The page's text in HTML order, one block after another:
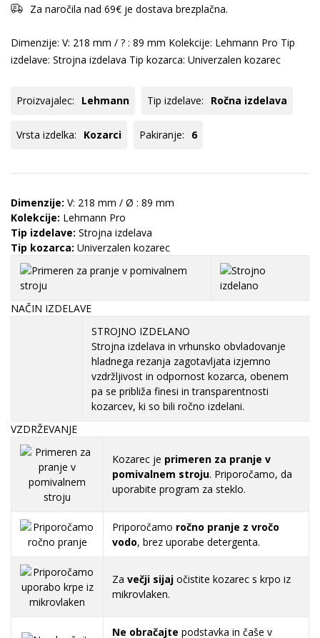
Za naročila nad 69€ je dostava brezplačna.
Dimenzije: V: 218 mm / ? : 89 mm Kolekcije: Lehmann Pro Tip
izdelave: Strojna izdelava Tip kozarca: Univerzalen kozarec
Proizvajalec: Lehmann Tip izdelave: Ročna izdelava
Vrsta izdelka: Kozarci Pakiranje: 6
Dimenzije: V: 218 mm / Ø : 89 mm
Kolekcije: Lehmann Pro
Tip izdelave: Strojna izdelava
Tip kozarca: Univerzalen kozarec
NAČIN IZDELAVE
STROJNO IZDELANO
Strojna izdelava in vrhunsko obvladovanje
hladnega rezanja zagotavljata izjemno
vzdržljivost in odpornost kozarca, obenem
pa se približa finesi in transparentnosti
kozarcev, ki so bili ročno izdelani.
VZDRŽEVANJE
Kozarec je primeren za pranje v
pomivalnem stroju. Priporočamo, da
uporabite program za steklo.
Priporočamo ročno pranje z vročo
vodo, brez uporabe detergenta.
Za večji sijaj očistite kozarec s krpo iz
mikrovlaken.
Ne obračajte podstavka in čaše v